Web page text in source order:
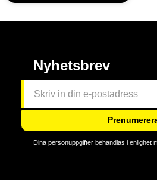
Nyhetsbrev
Dina personuppgifter behandlas i enlighet